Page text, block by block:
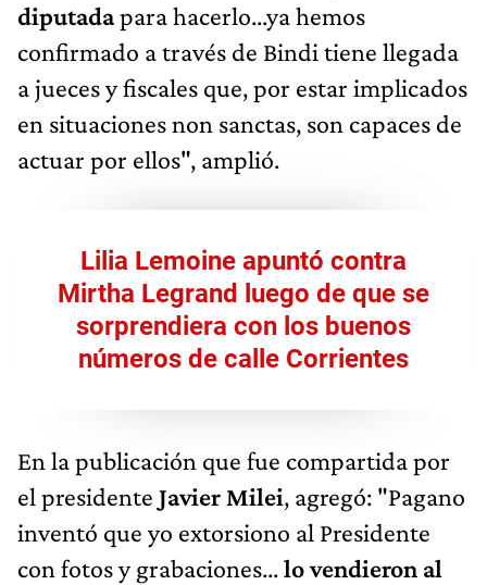
diputadapara hacerlo...ya hemos
confirmado a través de Bindi tiene llegada
a jueces y fiscales que, por estar implicados
en situaciones non sanctas, son capaces de
actuar por ellos", amplió.
Lilia Lemoine apuntó contra
Mirtha Legrand luego de que se
sorprendiera con los buenos
números de calle Corrientes
En la publicación que fue compartida por
el presidente Javier Milei, agregó: "Pagano
inventó que yo extorsiono al Presidente
con fotos y grabaciones...lo vendieron al